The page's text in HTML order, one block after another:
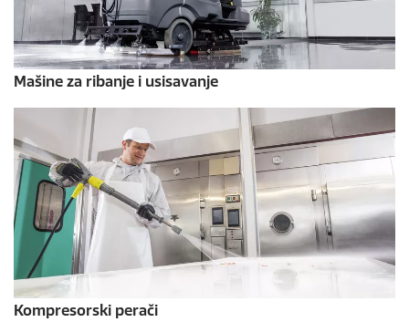
Mašine za ribanje i usisavanje
Kompresorski perači